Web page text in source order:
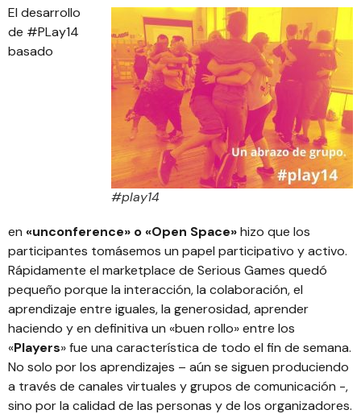
#play14
El desarrollo
de #PLay14
basado
en «unconference» o «Open Space»hizo que los
participantes tomásemos un papel participativo y activo.
Rápidamente el marketplace de Serious Games quedó
pequeño porque la interacción, la colaboración, el
aprendizaje entre iguales, la generosidad, aprender
haciendo y en definitiva un «buen rollo» entre los
«Players» fue una característica de todo el fin de semana.
No solo por los aprendizajes – aún se siguen produciendo
a través de canales virtuales y grupos de comunicación -,
sino por la calidad de las personas y de los organizadores.